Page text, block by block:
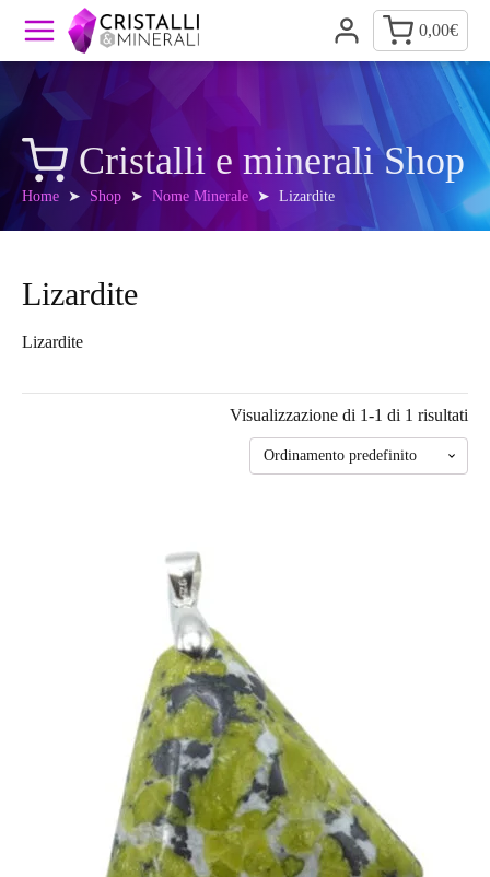
0,00€
Cristalli e minerali Shop
Home ➤ Shop ➤ Nome Minerale➤ Lizardite
Lizardite
Lizardite
Visualizzazione di 1-1 di 1 risultati